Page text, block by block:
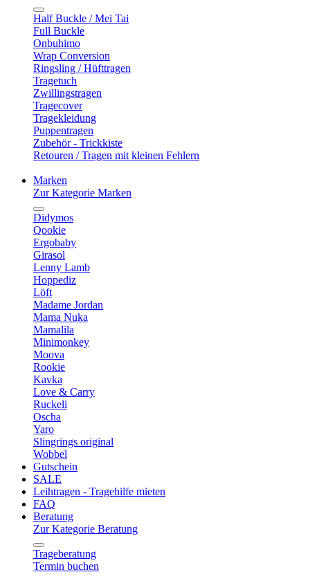
Half Buckle / Mei Tai
Full Buckle
Onbuhimo
Wrap Conversion
Ringsling / Hüfttragen
Tragetuch
Zwillingstragen
Tragecover
Tragekleidung
Puppentragen
Zubehör - Trickkiste
Retouren / Tragen mit kleinen Fehlern
Marken
Zur Kategorie Marken
Didymos
Qookie
Ergobaby
Girasol
Lenny Lamb
Hoppediz
Löft
Madame Jordan
Mama Nuka
Mamalila
Minimonkey
Moova
Rookie
Kavka
Love & Carry
Ruckeli
Oscha
Yaro
Slingrings original
Wobbel
Gutschein
SALE
Leihtragen - Tragehilfe mieten
FAQ
Beratung
Zur Kategorie Beratung
Trageberatung
Termin buchen